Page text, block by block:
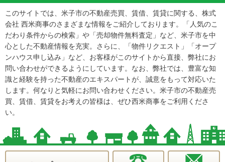
このサイトでは、米子市の不動産売買、賃借、賃貸に関する、株式
会社 西米商事のさまざまな情報をご紹介しております。「人気のこ
だわり条件からの検索」や「売却物件無料査定」など、米子市を中
心とした不動産情報を充実。さらに、「物件リクエスト」「オープ
ンハウス申し込み」など、お客様がこのサイトから直接、弊社にお
問い合わせができるようにしています。なお、弊社では、豊富な知
識と経験を持った不動産のエキスパートが、誠意をもって対応いた
します。何なりと気軽にお問い合わせください。米子市の不動産売
買、賃借、賃貸をお考えの皆様は、ぜひ西米商事をご利用くださ
い。